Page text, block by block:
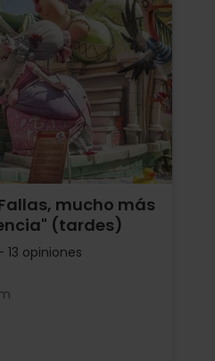
mucho más
(tardes)
13 opiniones